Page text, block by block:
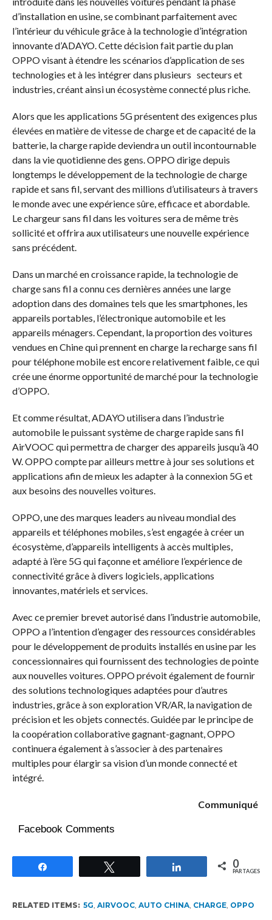
d’installation en usine, se combinant parfaitement avec
l’intérieur du véhicule grâce à la technologie d’intégration
innovante d’ADAYO. Cette décision fait partie du plan
OPPO visant à étendre les scénarios d’application de ses
technologies et à les intégrer dans plusieurs secteurs et
industries, créant ainsi un écosystème connecté plus riche.
Alors que les applications 5G présentent des exigences plus
élevées en matière de vitesse de charge et de capacité de la
batterie, la charge rapide deviendra un outil incontournable
dans la vie quotidienne des gens. OPPO dirige depuis
longtemps le développement de la technologie de charge
rapide et sans fil, servant des millions d’utilisateurs à travers
le monde avec une expérience sûre, efficace et abordable.
Le chargeur sans fil dans les voitures sera de même très
sollicité et offrira aux utilisateurs une nouvelle expérience
sans précédent.
Dans un marché en croissance rapide, la technologie de
charge sans fil a connu ces dernières années une large
adoption dans des domaines tels que les smartphones, les
appareils portables, l’électronique automobile et les
appareils ménagers. Cependant, la proportion des voitures
vendues en Chine qui prennent en charge la recharge sans fil
pour téléphone mobile est encore relativement faible, ce qui
crée une énorme opportunité de marché pour la technologie
d’OPPO.
Et comme résultat, ADAYO utilisera dans l’industrie
automobile le puissant système de charge rapide sans fil
AirVOOC qui permettra de charger des appareils jusqu’à 40
W. OPPO compte par ailleurs mettre à jour ses solutions et
applications afin de mieux les adapter à la connexion 5G et
aux besoins des nouvelles voitures.
OPPO, une des marques leaders au niveau mondial des
appareils et téléphones mobiles, s’est engagée à créer un
écosystème, d’appareils intelligents à accès multiples,
adapté à l’ère 5G qui façonne et améliore l’expérience de
connectivité grâce à divers logiciels, applications
innovantes, matériels et services.
Avec ce premier brevet autorisé dans l’industrie automobile,
OPPO a l’intention d’engager des ressources considérables
pour le développement de produits installés en usine par les
concessionnaires qui fournissent des technologies de pointe
aux nouvelles voitures. OPPO prévoit également de fournir
des solutions technologiques adaptées pour d’autres
industries, grâce à son exploration VR/AR, la navigation de
précision et les objets connectés. Guidée par le principe de
la coopération collaborative gagnant-gagnant, OPPO
continuera également à s’associer à des partenaires
multiples pour élargir sa vision d’un monde connecté et
intégré.
Communiqué
Facebook Comments
Partagez 0
PARTAGES
RELATED ITEMS: 5G AIRVOOC, AUTO CHINA, CHARGE, OPPO